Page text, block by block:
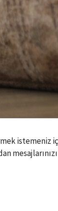
istemeniz